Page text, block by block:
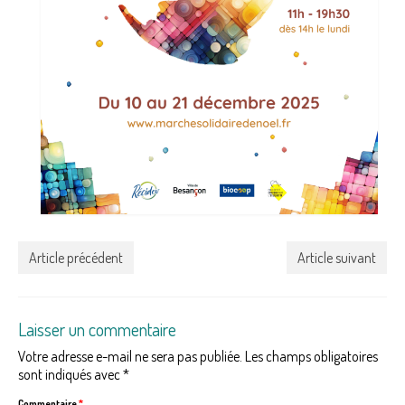
Article précédent Article suivant
Laisser un commentaire
Votre adresse e-mail ne sera pas publiée. Les champs obligatoires
sont indiqués avec*